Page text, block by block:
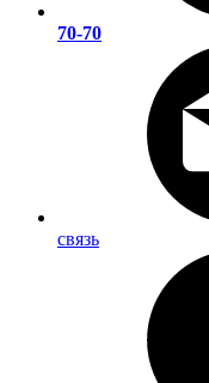
70-70
связь